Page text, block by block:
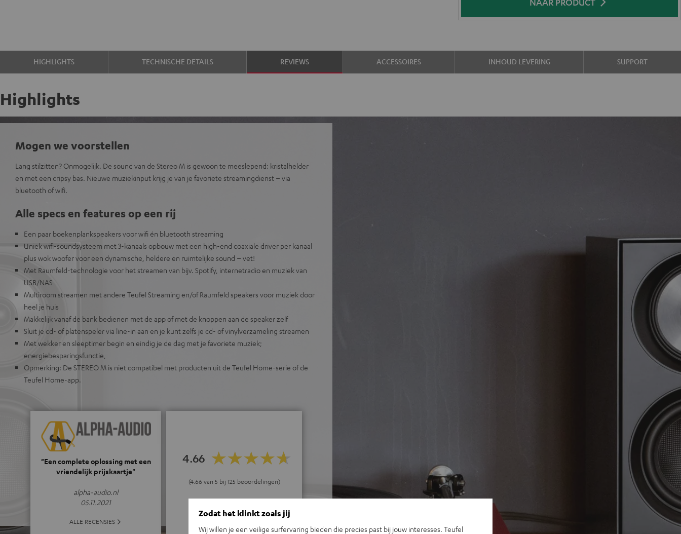
HIGHLIGHTS TECHNISCHE DETAILS REVIEWS ACCESSOIRES INHOUD LEVERING SUPPORT
Highlights
Mogen we voorstellen
Lang stilzitten? Onmogelijk. De sound van de Stereo M is gewoon te meeslepend: kristalhelder
en met een cripsy bas. Nieuwe muziekinput krijg je van je favoriete streamingdienst – via
bluetooth of wifi.
Alle specs en features op een rij
Een paar boekenplankspeakers voor wifi én bluetooth streaming
Uniek wifi-soundsysteem met 3-kanaals opbouw met een high-end coaxiale driver per kanaal
plus wok woofer voor een dynamische, heldere en ruimtelijke sound – vet!
Met Raumfeld-technologie voor het streamen van bijv. Spotify, internetradio en muziek van
USB/NAS
Multiroom streamen met andere Teufel Streaming en/of Raumfeld speakers voor muziek door
heel je huis
Makkelijk vanaf de bank bedienen met de app of met de knoppen aan de speaker zelf
Sluit je cd- of platenspeler via line-in aan en je kunt zelfs je cd- of vinylverzameling streamen
Met wekker en sleeptimer begin en eindig je de dag met je favoriete muziek;
energiebesparingsfunctie,
Opmerking: De STEREO M is niet compatibel met producten uit de Teufel Home-serie of de
Teufel Home-app.
"Een complete oplossing met een
vriendelijk prijskaartje"
alpha-audio.nl
05.11.2021
ALLE RECENSIES
4.66
(4.66 van 5 bij 125 beoordelingen)
Zodat het klinkt zoals jij
Wij willen je een veilige surfervaring bieden die precies past bij jouw interesses. Teufel